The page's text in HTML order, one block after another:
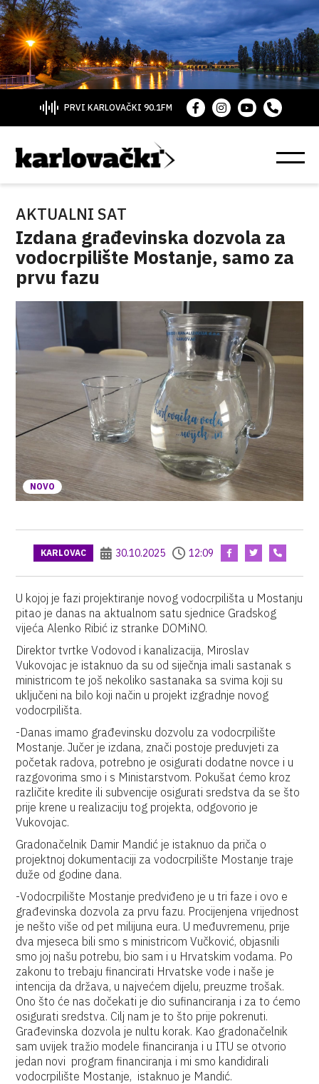
PRVI KARLOVAČKI 90.1FM
AKTUALNI SAT
Izdana građevinska dozvola za
vodocrpilište Mostanje, samo za
prvu fazu
NOVO
KARLOVAC 30.10.2025 12:09
U kojoj je fazi projektiranje novog vodocrpilišta u Mostanju
pitao je danas na aktualnom satu sjednice Gradskog
vijeća Alenko Ribić iz stranke DOMiNO.
Direktor tvrtke Vodovod i kanalizacija, Miroslav
Vukovojac je istaknuo da su od siječnja imali sastanak s
ministricom te još nekoliko sastanaka sa svima koji su
uključeni na bilo koji način u projekt izgradnje novog
vodocrpilišta.
-Danas imamo građevinsku dozvolu za vodocrpilište
Mostanje. Jučer je izdana, znači postoje preduvjeti za
početak radova, potrebno je osigurati dodatne novce i u
razgovorima smo i s Ministarstvom. Pokušat ćemo kroz
različite kredite ili subvencije osigurati sredstva da se što
prije krene u realizaciju tog projekta, odgovorio je
Vukovojac.
Gradonačelnik Damir Mandić je istaknuo da priča o
projektnoj dokumentaciji za vodocrpilište Mostanje traje
duže od godine dana.
-Vodocrpilište Mostanje predviđeno je u tri faze i ovo e
građevinska dozvola za prvu fazu. Procijenjena vrijednost
je nešto više od pet milijuna eura. U međuvremenu, prije
dva mjeseca bili smo s ministricom Vučković, objasnili
smo joj našu potrebu, bio sam i u Hrvatskim vodama. Po
zakonu to trebaju financirati Hrvatske vode i naše je
intencija da država, u najvećem dijelu, preuzme trošak.
Ono što će nas dočekati je dio sufinanciranja i za to ćemo
osigurati sredstva. Cilj nam je to što prije pokrenuti.
Građevinska dozvola je nultu korak. Kao gradonačelnik
sam uvijek tražio modele financiranja i u ITU se otvorio
jedan novi program financiranja i mi smo kandidirali
vodocrpilište Mostanje, istaknuo je Mandić.